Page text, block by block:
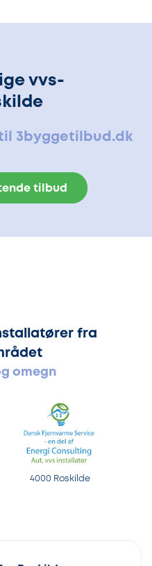
vvs-
3byggetilbud.dk
tilbud
fra
omegn
4000 Roskilde